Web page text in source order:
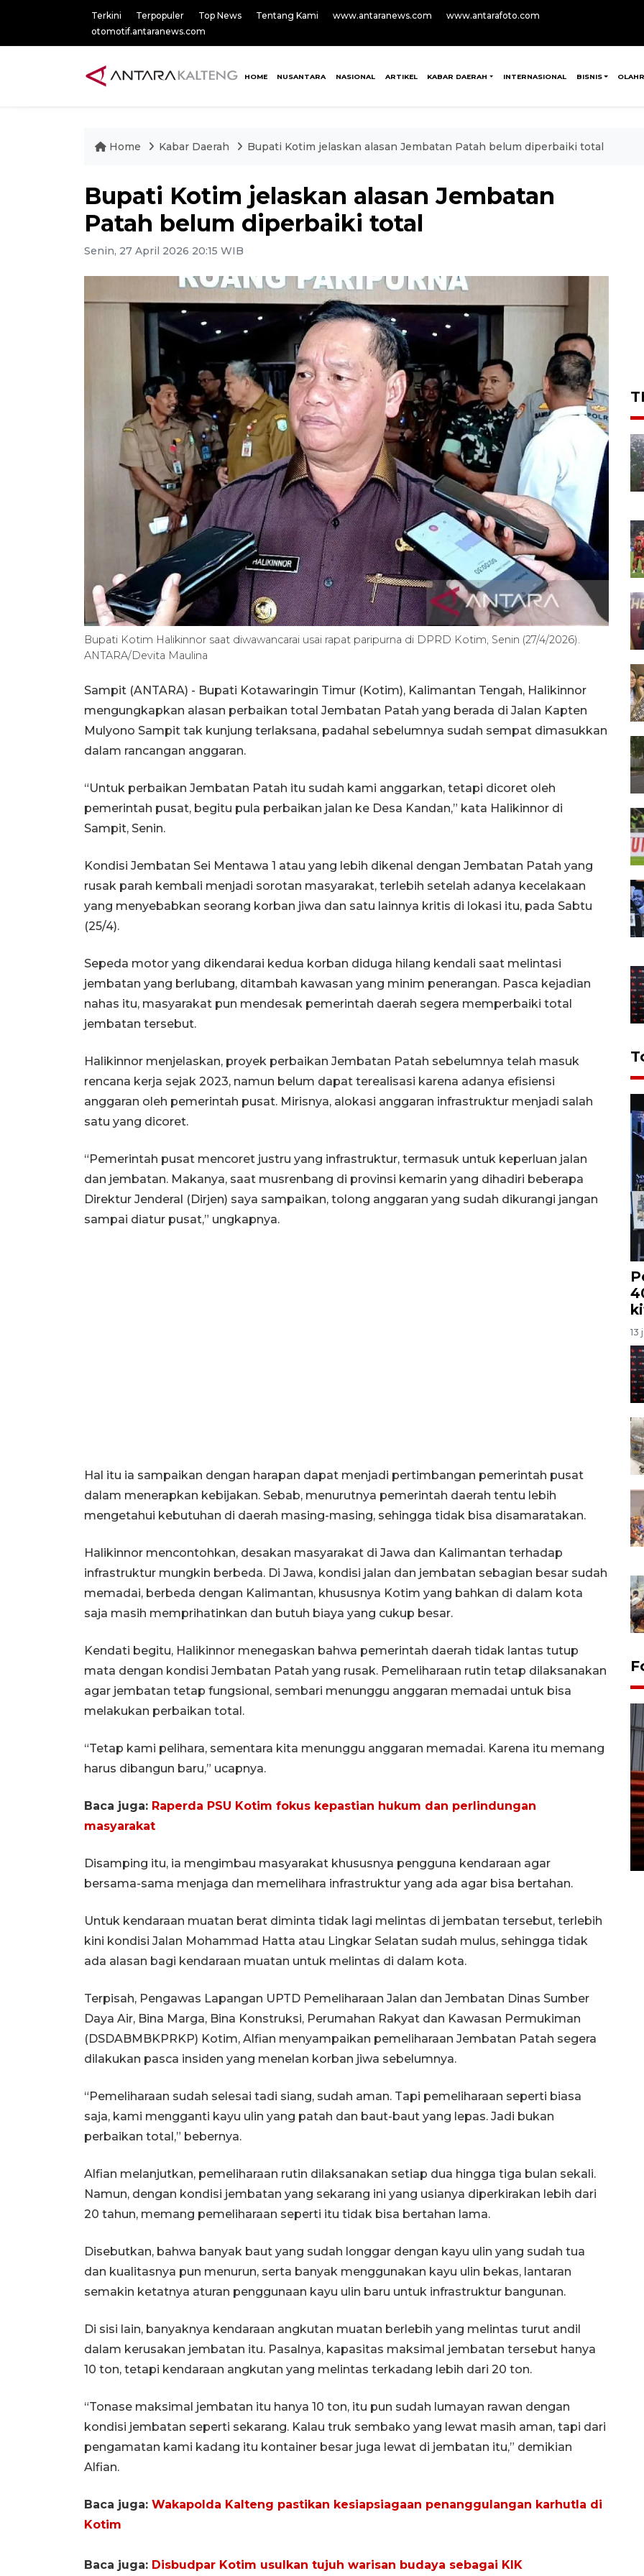
Terkini Terpopuler Top News Tentang Kami www.antaranews.com
www.antarafoto.com
otomotif.antaranews.com
HOME NUSANTARA NASIONAL ARTIKEL KABAR DAERAH INTERNASIONAL BISNIS
Home Kabar Daerah Bupati Kotim jelaskan alasan Jembatan Patah belum diperbaiki total
Bupati Kotim jelaskan alasan Jembatan
Patah belum diperbaiki total
Senin, 27 April 2026 20:15 WIB
Bupati Kotim Halikinnor saat diwawancarai usai rapat paripurna di DPRD Kotim, Senin (27/4/2026).
ANTARA/Devita Maulina
Sampit (ANTARA) - Bupati Kotawaringin Timur (Kotim), Kalimantan Tengah, Halikinnor
mengungkapkan alasan perbaikan total Jembatan Patah yang berada di Jalan Kapten
Mulyono Sampit tak kunjung terlaksana, padahal sebelumnya sudah sempat dimasukkan
dalam rancangan anggaran.
“Untuk perbaikan Jembatan Patah itu sudah kami anggarkan, tetapi dicoret oleh
pemerintah pusat, begitu pula perbaikan jalan ke Desa Kandan,” kata Halikinnor di
Sampit, Senin.
Kondisi Jembatan Sei Mentawa 1 atau yang lebih dikenal dengan Jembatan Patah yang
rusak parah kembali menjadi sorotan masyarakat, terlebih setelah adanya kecelakaan
yang menyebabkan seorang korban jiwa dan satu lainnya kritis di lokasi itu, pada Sabtu
(25/4).
Sepeda motor yang dikendarai kedua korban diduga hilang kendali saat melintasi
jembatan yang berlubang, ditambah kawasan yang minim penerangan. Pasca kejadian
nahas itu, masyarakat pun mendesak pemerintah daerah segera memperbaiki total
jembatan tersebut.
Halikinnor menjelaskan, proyek perbaikan Jembatan Patah sebelumnya telah masuk
rencana kerja sejak 2023, namun belum dapat terealisasi karena adanya efisiensi
anggaran oleh pemerintah pusat. Mirisnya, alokasi anggaran infrastruktur menjadi salah
satu yang dicoret.
“Pemerintah pusat mencoret justru yang infrastruktur, termasuk untuk keperluan jalan
dan jembatan. Makanya, saat musrenbang di provinsi kemarin yang dihadiri beberapa
Direktur Jenderal (Dirjen) saya sampaikan, tolong anggaran yang sudah dikurangi jangan
sampai diatur pusat,” ungkapnya.
Hal itu ia sampaikan dengan harapan dapat menjadi pertimbangan pemerintah pusat
dalam menerapkan kebijakan. Sebab, menurutnya pemerintah daerah tentu lebih
mengetahui kebutuhan di daerah masing-masing, sehingga tidak bisa disamaratakan.
Halikinnor mencontohkan, desakan masyarakat di Jawa dan Kalimantan terhadap
infrastruktur mungkin berbeda. Di Jawa, kondisi jalan dan jembatan sebagian besar sudah
memadai, berbeda dengan Kalimantan, khususnya Kotim yang bahkan di dalam kota
saja masih memprihatinkan dan butuh biaya yang cukup besar.
Kendati begitu, Halikinnor menegaskan bahwa pemerintah daerah tidak lantas tutup
mata dengan kondisi Jembatan Patah yang rusak. Pemeliharaan rutin tetap dilaksanakan
agar jembatan tetap fungsional, sembari menunggu anggaran memadai untuk bisa
melakukan perbaikan total.
“Tetap kami pelihara, sementara kita menunggu anggaran memadai. Karena itu memang
harus dibangun baru,” ucapnya.
Baca juga: Raperda PSU Kotim fokus kepastian hukum dan perlindungan
masyarakat
Disamping itu, ia mengimbau masyarakat khususnya pengguna kendaraan agar
bersama-sama menjaga dan memelihara infrastruktur yang ada agar bisa bertahan.
Untuk kendaraan muatan berat diminta tidak lagi melintas di jembatan tersebut, terlebih
kini kondisi Jalan Mohammad Hatta atau Lingkar Selatan sudah mulus, sehingga tidak
ada alasan bagi kendaraan muatan untuk melintas di dalam kota.
Terpisah, Pengawas Lapangan UPTD Pemeliharaan Jalan dan Jembatan Dinas Sumber
Daya Air, Bina Marga, Bina Konstruksi, Perumahan Rakyat dan Kawasan Permukiman
(DSDABMBKPRKP) Kotim, Alfian menyampaikan pemeliharaan Jembatan Patah segera
dilakukan pasca insiden yang menelan korban jiwa sebelumnya.
“Pemeliharaan sudah selesai tadi siang, sudah aman. Tapi pemeliharaan seperti biasa
saja, kami mengganti kayu ulin yang patah dan baut-baut yang lepas. Jadi bukan
perbaikan total,” bebernya.
Alfian melanjutkan, pemeliharaan rutin dilaksanakan setiap dua hingga tiga bulan sekali.
Namun, dengan kondisi jembatan yang sekarang ini yang usianya diperkirakan lebih dari
20 tahun, memang pemeliharaan seperti itu tidak bisa bertahan lama.
Disebutkan, bahwa banyak baut yang sudah longgar dengan kayu ulin yang sudah tua
dan kualitasnya pun menurun, serta banyak menggunakan kayu ulin bekas, lantaran
semakin ketatnya aturan penggunaan kayu ulin baru untuk infrastruktur bangunan.
Di sisi lain, banyaknya kendaraan angkutan muatan berlebih yang melintas turut andil
dalam kerusakan jembatan itu. Pasalnya, kapasitas maksimal jembatan tersebut hanya
10 ton, tetapi kendaraan angkutan yang melintas terkadang lebih dari 20 ton.
“Tonase maksimal jembatan itu hanya 10 ton, itu pun sudah lumayan rawan dengan
kondisi jembatan seperti sekarang. Kalau truk sembako yang lewat masih aman, tapi dari
pengamatan kami kadang itu kontainer besar juga lewat di jembatan itu,” demikian
Alfian.
Baca juga: Wakapolda Kalteng pastikan kesiapsiagaan penanggulangan karhutla di
Kotim
Baca juga: Disbudpar Kotim usulkan tujuh warisan budaya sebagai KIK
13
Prediksi puncak musim
kemarau di Kalimantan